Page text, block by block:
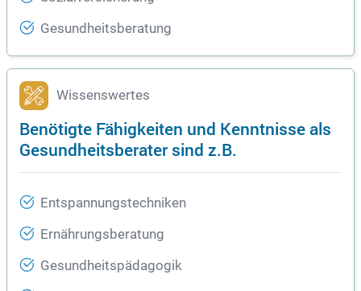
Gesundheitsberatung
Wissenswertes
Benötigte Fähigkeiten und Kenntnisse als
Gesundheitsberater sind z.B.
Entspannungstechniken
Ernährungsberatung
Gesundheitspädagogik